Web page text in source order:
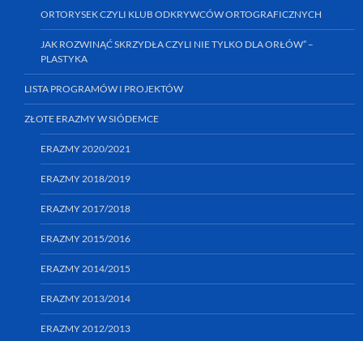
ORTORYSEK CZYLI KLUB ODKRYWCÓW ORTOGRAFICZNYCH
JAK ROZWINĄĆ SKRZYDŁA CZYLI NIE TYLKO DLA ORŁÓW” –
PLASTYKA
LISTA PROGRAMÓW I PROJEKTÓW
ZŁOTE ERAZMY W SIÓDEMCE
ERAZMY 2020/2021
ERAZMY 2018/2019
ERAZMY 2017/2018
ERAZMY 2015/2016
ERAZMY 2014/2015
ERAZMY 2013/2014
ERAZMY 2012/2013